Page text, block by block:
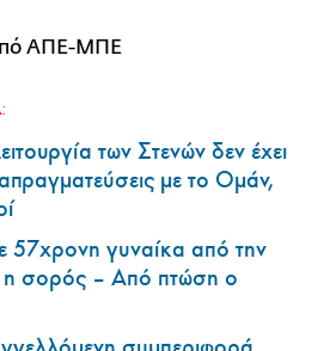
ΑΠΕ-ΜΠΕ
των Στενών δεν έχει
με το Ομάν,
57χρονη γυναίκα από την
η σορός – Από πτώση ο